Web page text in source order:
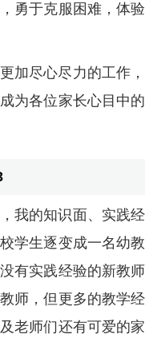
勇于克服困难，体验
加尽心尽力的工作，
为各位家长心目中的
我的知识面、实践经
学生逐变成一名幼教
有实践经验的新教师
师，但更多的教学经
老师们还有可爱的家